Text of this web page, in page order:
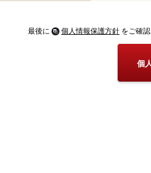
最後に 個人情報保護方針 をご確
個